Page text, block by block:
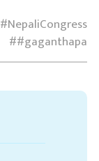
#NepaliCongress
#gaganthapa